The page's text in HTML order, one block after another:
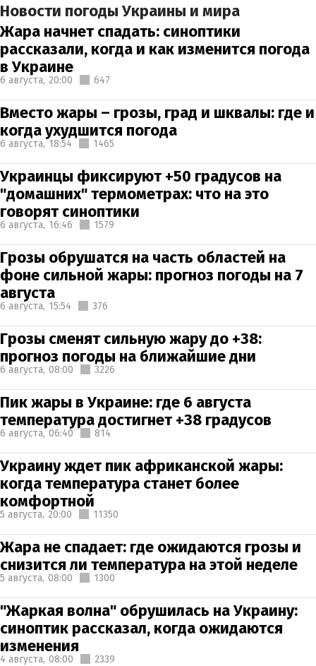
Новости погоды Украины и мира
Жара начнет спадать: синоптики
рассказали, когда и как изменится погода
в Украине
6 августа, 20:00 647
Вместо жары – грозы, град и шквалы: где и
когда ухудшится погода
6 августа, 18:54 1465
Украинцы фиксируют +50 градусов на
"домашних" термометрах: что на это
говорят синоптики
6 августа, 16:46 1579
Грозы обрушатся на часть областей на
фоне сильной жары: прогноз погоды на 7
августа
6 августа, 15:54 376
Грозы сменят сильную жару до +38:
прогноз погоды на ближайшие дни
6 августа, 08:00 3226
Пик жары в Украине: где 6 августа
температура достигнет +38 градусов
6 августа, 06:40 814
Украину ждет пик африканской жары:
когда температура станет более
комфортной
5 августа, 20:00 11350
Жара не спадает: где ожидаются грозы и
снизится ли температура на этой неделе
5 августа, 08:00 1300
"Жаркая волна" обрушилась на Украину:
синоптик рассказал, когда ожидаются
изменения
4 августа, 08:00 2339